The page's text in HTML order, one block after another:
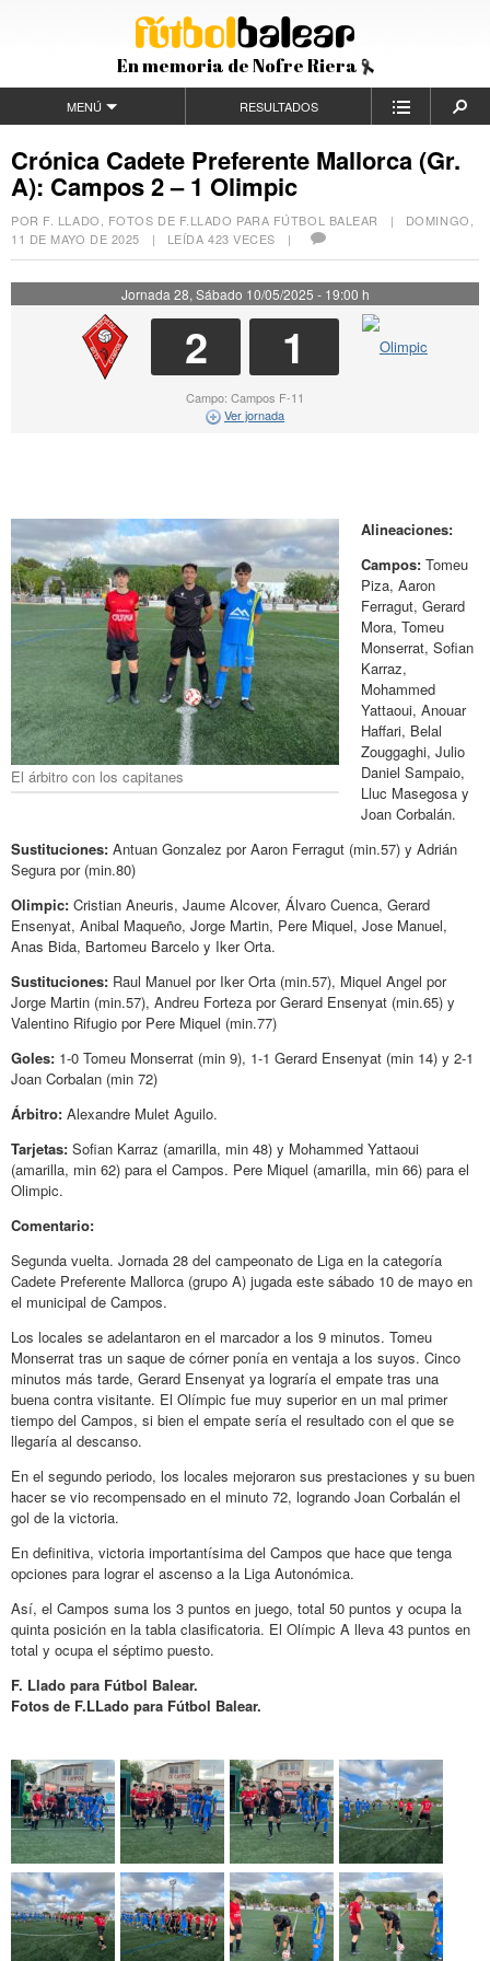
En memoria de Nofre Riera
MENÚ RESULTADOS
Crónica Cadete Preferente Mallorca (Gr.
A): Campos 2 – 1 Olimpic
POR F. LLADO, FOTOS DE F.LLADO PARA FÚTBOL BALEAR | DOMINGO,
11 DE MAYO DE 2025 | LEÍDA 423 VECES |
Jornada 28, Sábado 10/05/2025 - 19:00 h
2 1
Campo: Campos F-11
Ver jornada
El árbitro con los capitanes
Alineaciones:
Campos: Tomeu
Piza, Aaron
Ferragut, Gerard
Mora, Tomeu
Monserrat, Sofian
Karraz,
Mohammed
Yattaoui, Anouar
Haffari, Belal
Zouggaghi, Julio
Daniel Sampaio,
Lluc Masegosa y
Joan Corbalán.
Sustituciones: Antuan Gonzalez por Aaron Ferragut (min.57) y Adrián
Segura por (min.80)
Olimpic: Cristian Aneuris, Jaume Alcover, Álvaro Cuenca, Gerard
Ensenyat, Anibal Maqueño, Jorge Martin, Pere Miquel, Jose Manuel,
Anas Bida, Bartomeu Barcelo y Iker Orta.
Sustituciones: Raul Manuel por Iker Orta (min.57), Miquel Angel por
Jorge Martin (min.57), Andreu Forteza por Gerard Ensenyat (min.65) y
Valentino Rifugio por Pere Miquel (min.77)
Goles: 1-0 Tomeu Monserrat (min 9), 1-1 Gerard Ensenyat (min 14) y 2-1
Joan Corbalan (min 72)
Árbitro: Alexandre Mulet Aguilo.
Tarjetas: Sofian Karraz (amarilla, min 48) y Mohammed Yattaoui
(amarilla, min 62) para el Campos. Pere Miquel (amarilla, min 66) para el
Olimpic.
Comentario:
Segunda vuelta. Jornada 28 del campeonato de Liga en la categoría
Cadete Preferente Mallorca (grupo A) jugada este sábado 10 de mayo en
el municipal de Campos.
Los locales se adelantaron en el marcador a los 9 minutos. Tomeu
Monserrat tras un saque de córner ponía en ventaja a los suyos. Cinco
minutos más tarde, Gerard Ensenyat ya lograría el empate tras una
buena contra visitante. El Olímpic fue muy superior en un mal primer
tiempo del Campos, si bien el empate sería el resultado con el que se
llegaría al descanso.
En el segundo periodo, los locales mejoraron sus prestaciones y su buen
hacer se vio recompensado en el minuto 72, logrando Joan Corbalán el
gol de la victoria.
En definitiva, victoria importantísima del Campos que hace que tenga
opciones para lograr el ascenso a la Liga Autonómica.
Así, el Campos suma los 3 puntos en juego, total 50 puntos y ocupa la
quinta posición en la tabla clasificatoria. El Olímpic A lleva 43 puntos en
total y ocupa el séptimo puesto.
F. Llado para Fútbol Balear.
Fotos de F.LLado para Fútbol Balear.